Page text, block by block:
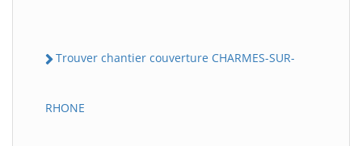
Trouver chantier couverture CHARMES-SUR-
RHONE